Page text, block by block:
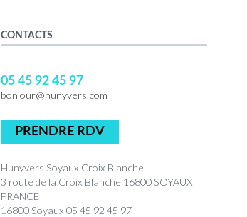
CONTACTS
05 45 92 45 97
bonjour@hunyvers.com
PRENDRE RDV
Hunyvers Soyaux Croix Blanche
3 route de la Croix Blanche 16800 SOYAUX
FRANCE
16800 Soyaux 05 45 92 45 97